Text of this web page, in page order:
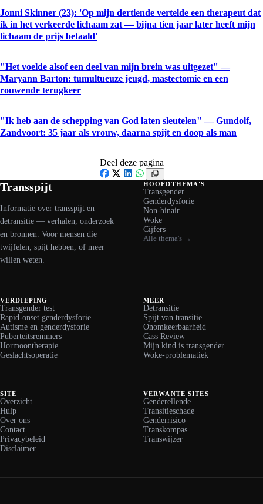
Jonni Skinner (23): 'Op mijn dertiende vertelde een therapeut dat
ik in het verkeerde lichaam zat — bijna tien jaar later heeft mijn
lichaam de prijs betaald'
"Het voelde alsof een deel van mijn brein was uitgezet" —
Maryann Barton: tumultueuze jeugd, mastectomie en een
rouwende terugkeer
"Ik heb aan de schepping van God laten sleutelen" — Gundolf,
Zandvoort: 35 jaar als vrouw, daarna spijt en doop als man
Deel deze pagina
Facebook
X LinkedIn
WhatsApp
Transspijt
Informatie over transspijt en
detransitie — verhalen, onderzoek
en bronnen. Voor mensen die
twijfelen, spijt hebben, of meer
willen weten.
HOOFDTHEMA'S
Transgender
Genderdysforie
Non-binair
Woke
Cijfers
Alle thema's →
VERDIEPING
Transgender test
Rapid-onset genderdysforie
Autisme en genderdysforie
Puberteitsremmers
Hormoontherapie
Geslachtsoperatie
MEER
Detransitie
Spijt van transitie
Onomkeerbaarheid
Cass Review
Mijn kind is transgender
Woke-problematiek
SITE
Overzicht
Hulp
Over ons
Contact
Privacybeleid
Disclaimer
VERWANTE SITES
Genderellende
Transitieschade
Genderrisico
Transkompas
Transwijzer